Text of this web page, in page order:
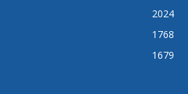
2024
1768
1679